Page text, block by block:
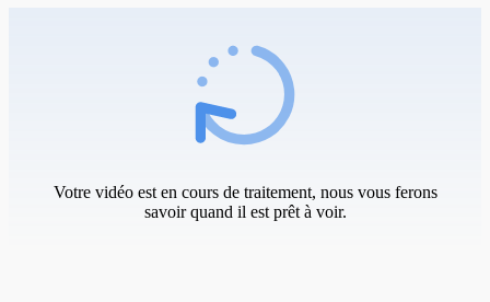
Votre vidéo est en cours de traitement, nous vous ferons
savoir quand il est prêt à voir.